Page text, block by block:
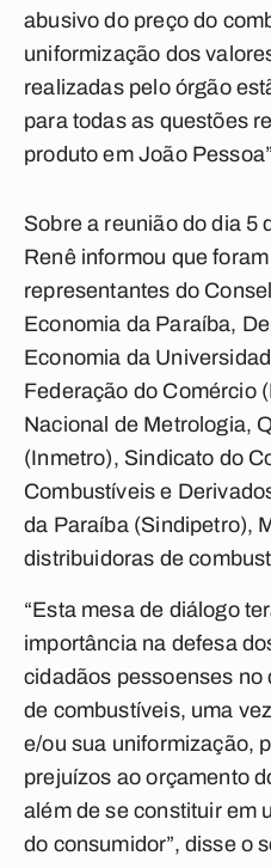
abusivo do preço do
uniformização dos
realizadas pelo órgão
para todas as questões
produto em João
Sobre a reunião do dia 5
Renê informou que
representantes do
Economia da Paraíba,
Economia da
Federação do Comércio
Nacional de Metrologia,
(Inmetro), Sindicato do
Combustíveis e
da Paraíba (Sindipetro),
distribuidoras de
“Esta mesa de diálogo
importância na defesa
cidadãos pessoenses no
de combustíveis, uma
e/ou sua uniformização,
prejuízos ao orçamento
além de se constituir em
do consumidor”, disse o